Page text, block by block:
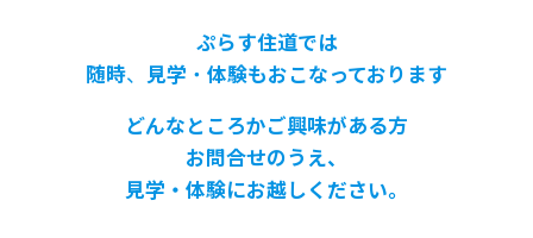
ぷらす住道では
随時、 見学 ・ 体験もおこなっております
どんなところかご興味がある方
お問合せのうえ、
見学・体験にお越しください。